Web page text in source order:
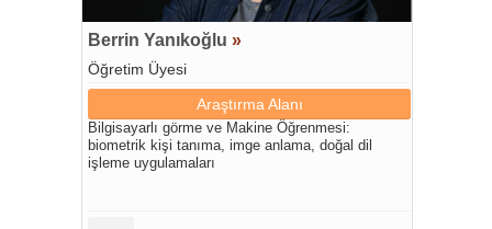
Berrin Yanıkoğlu »
Öğretim Üyesi
Araştırma Alanı
Bilgisayarlı görme ve Makine Öğrenmesi:
biometrik kişi tanıma, imge anlama, doğal dil
işleme uygulamaları